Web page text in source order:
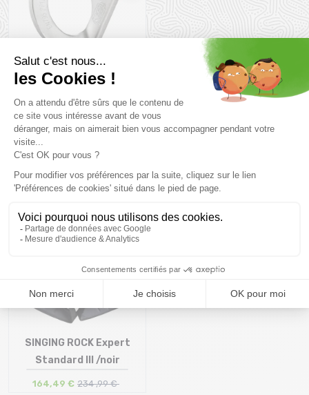
Taille en stock
PETZL Plaquette Coeur
Steel 12mm
1,3 €
Vous pourriez aussi aimer
Taille en stock
SINGING ROCK Expert
Standard III /noir
164,49 € 234 ,99 €